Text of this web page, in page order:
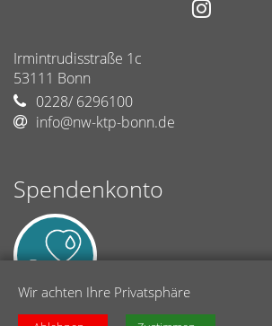
Wir achten Ihre Privatsphäre
Irmintrudisstraße 1c
53111 Bonn
0228/ 6296100
info@nw-ktp-bonn.de
Spendenkonto